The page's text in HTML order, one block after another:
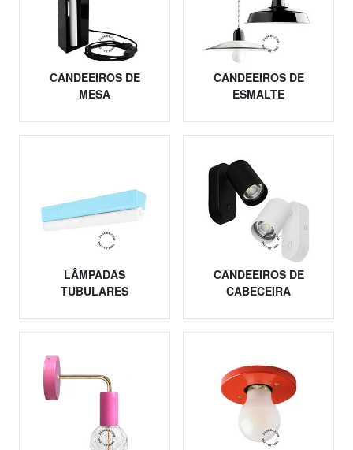
CANDEEIROS DE
MESA
CANDEEIROS DE
ESMALTE
LÂMPADAS
TUBULARES
CANDEEIROS DE
CABECEIRA